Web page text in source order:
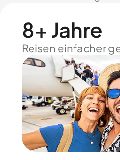
8+ Jahre
Reisen einfacher